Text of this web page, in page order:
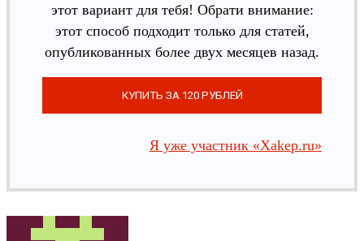
этот вариант для тебя! Обрати внимание:
этот способ подходит только для статей,
опубликованных более двух месяцев назад.
Я уже участник «Xakep.ru»